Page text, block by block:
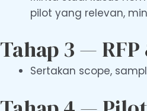
pilot yang relevan,
Tahap 3 —
Sertakan scope,